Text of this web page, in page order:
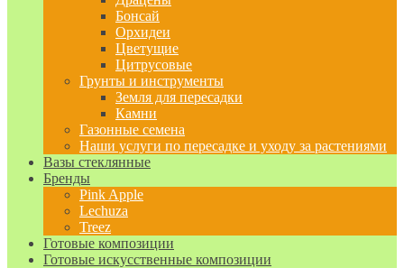
Бонсай
Орхидеи
Цветущие
Цитрусовые
Грунты и инструменты
Земля для пересадки
Камни
Газонные семена
Наши услуги по пересадке и уходу за растениями
Вазы стеклянные
Бренды
Pink Apple
Lechuza
Treez
Готовые композиции
Готовые искусственные композиции